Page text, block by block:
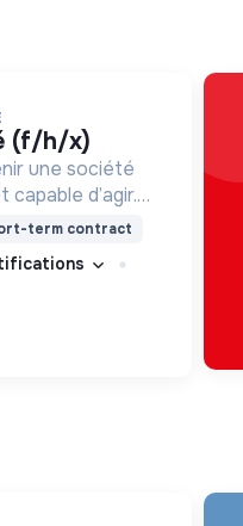
(f/h/x)
une société
d’agir.
des moyens et
term contract